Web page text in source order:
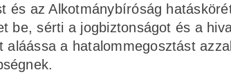
és az Alkotmánybíróság
be, sérti a jogbiztonságot és a
aláássa a hatalommegosztást